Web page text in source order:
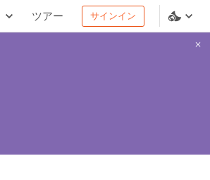
ツアー サインイン